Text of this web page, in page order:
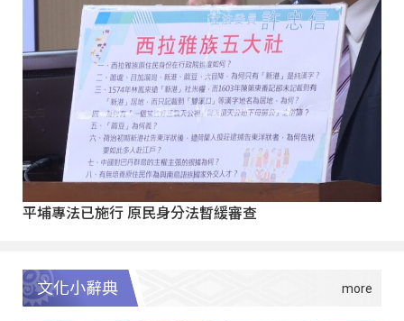
平埔專法已施行 原民身分法暫緩審查
文化小辭典